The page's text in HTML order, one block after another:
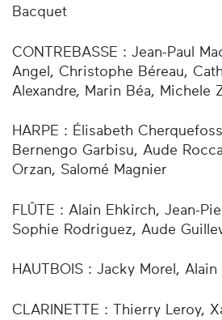
Bacquet
CONTREBASSE : Jean-Paul
Angel, Christophe Béreau,
Alexandre, Marin Béa, Michele
HARPE : Élisabeth
Bernengo Garbisu, Aude
Orzan, Salomé Magnier
FLÛTE : Alain Ehkirch, Jean-
Sophie Rodriguez, Aude
HAUTBOIS : Jacky Morel, Alain
CLARINETTE : Thierry Leroy,